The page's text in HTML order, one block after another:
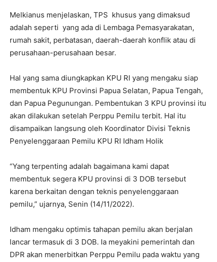
Melkianus menjelaskan, TPS khusus yang dimaksud
adalah seperti yang ada di Lembaga Pemasyarakatan,
rumah sakit, perbatasan, daerah-daerah konflik atau di
perusahaan-perusahaan besar.
Hal yang sama diungkapkan KPU RI yang mengaku siap
membentuk KPU Provinsi Papua Selatan, Papua Tengah,
dan Papua Pegunungan. Pembentukan 3 KPU provinsi itu
akan dilakukan setelah Perppu Pemilu terbit. Hal itu
disampaikan langsung oleh Koordinator Divisi Teknis
Penyelenggaraan Pemilu KPU RI Idham Holik
“Yang terpenting adalah bagaimana kami dapat
membentuk segera KPU provinsi di 3 DOB tersebut
karena berkaitan dengan teknis penyelenggaraan
pemilu,” ujarnya, Senin (14/11/2022).
Idham mengaku optimis tahapan pemilu akan berjalan
lancar termasuk di 3 DOB. Ia meyakini pemerintah dan
DPR akan menerbitkan Perppu Pemilu pada waktu yang